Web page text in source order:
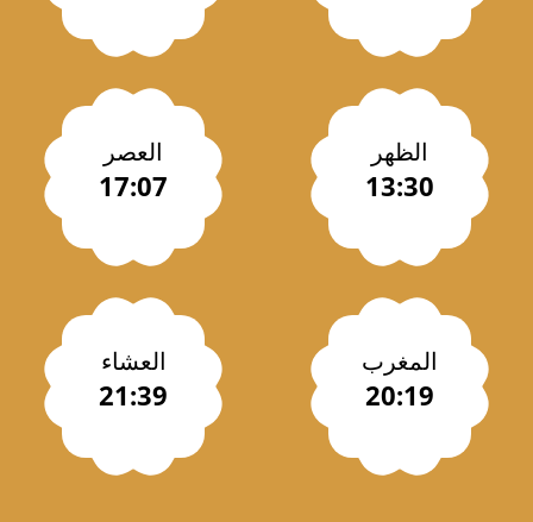
الظهر
13:30
العصر
17:07
المغرب
20:19
العشاء
21:39